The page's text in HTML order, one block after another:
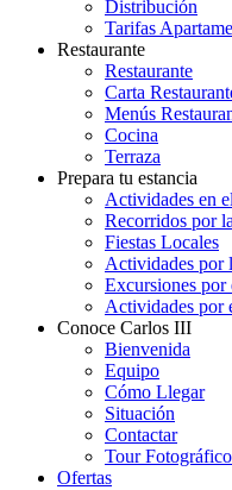
Distribución
Tarifas
Restaurante
Restaurante
Carta
Menús
Cocina
Terraza
Prepara tu estancia
Actividades en
Recorridos por
Fiestas Locales
Actividades por
Excursiones
Actividades por
Conoce Carlos III
Bienvenida
Equipo
Cómo Llegar
Situación
Contactar
Tour
Ofertas